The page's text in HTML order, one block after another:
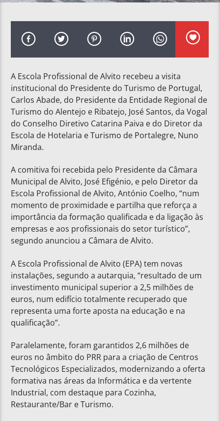
A Escola Profissional de Alvito recebeu a visita
institucional do Presidente do Turismo de Portugal,
Carlos Abade, do Presidente da Entidade Regional de
Turismo do Alentejo e Ribatejo, José Santos, da Vogal
do Conselho Diretivo Catarina Paiva e do Diretor da
Escola de Hotelaria e Turismo de Portalegre, Nuno
Miranda.
A comitiva foi recebida pelo Presidente da Câmara
Municipal de Alvito, José Efigénio, e pelo Diretor da
Escola Profissional de Alvito, António Coelho, “num
momento de proximidade e partilha que reforça a
importância da formação qualificada e da ligação às
empresas e aos profissionais do setor turístico”,
segundo anunciou a Câmara de Alvito.
A Escola Profissional de Alvito (EPA) tem novas
instalações, segundo a autarquia, “resultado de um
investimento municipal superior a 2,5 milhões de
euros, num edifício totalmente recuperado que
representa uma forte aposta na educação e na
qualificação”.
Paralelamente, foram garantidos 2,6 milhões de
euros no âmbito do PRR para a criação de Centros
Tecnológicos Especializados, modernizando a oferta
formativa nas áreas da Informática e da vertente
Industrial, com destaque para Cozinha,
Restaurante/Bar e Turismo.